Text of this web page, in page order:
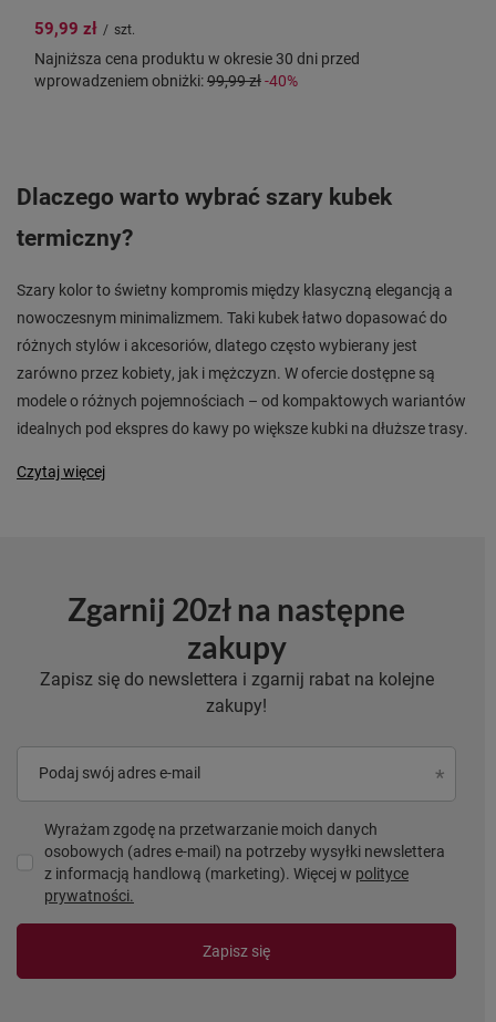
59,99 zł / szt.
Najniższa cena produktu w okresie 30 dni przed
wprowadzeniem obniżki:99,99 zł-40%
Dlaczego warto wybrać szary kubek
termiczny?
Szary kolor to świetny kompromis między klasyczną elegancją a
nowoczesnym minimalizmem. Taki kubek łatwo dopasować do
różnych stylów i akcesoriów, dlatego często wybierany jest
zarówno przez kobiety, jak i mężczyzn. W ofercie dostępne są
modele o różnych pojemnościach – od kompaktowych wariantów
idealnych pod ekspres do kawy po większe kubki na dłuższe trasy.
Czytaj więcej
Zgarnij 20zł na następne
zakupy
Zapisz się do newslettera i zgarnij rabat na kolejne
zakupy!
Podaj swój adres e-mail
Wyrażam zgodę na przetwarzanie moich danych
osobowych (adres e-mail) na potrzeby wysyłki newslettera
z informacją handlową (marketing). Więcej w polityce
prywatności.
Zapisz się